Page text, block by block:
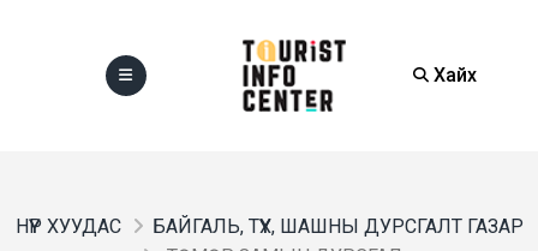
Хайх
НҮҮР ХУУДАС
БАЙГАЛЬ, ТҮҮХ, ШАШНЫ ДУРСГАЛТ ГАЗАР